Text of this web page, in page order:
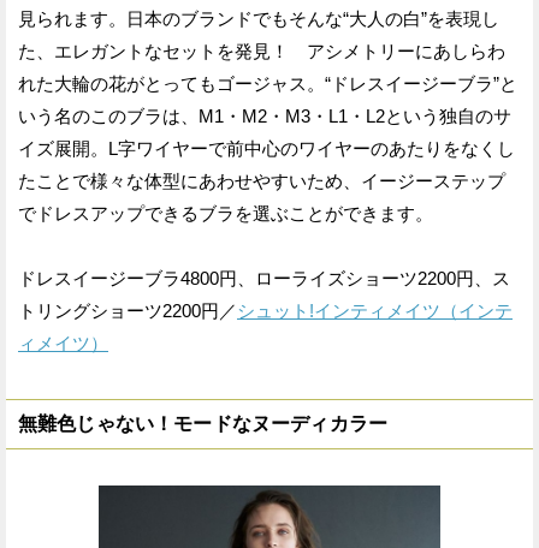
見られます。日本のブランドでもそんな“大人の白”を表現し
た、エレガントなセットを発見！ アシメトリーにあしらわ
れた大輪の花がとってもゴージャス。“ドレスイージーブラ”と
いう名のこのブラは、M1・M2・M3・L1・L2という独自のサ
イズ展開。L字ワイヤーで前中心のワイヤーのあたりをなくし
たことで様々な体型にあわせやすいため、イージーステップ
でドレスアップできるブラを選ぶことができます。
ドレスイージーブラ4800円、ローライズショーツ2200円、ス
トリングショーツ2200円／シュット!インティメイツ（インテ
ィメイツ）
無難色じゃない！モードなヌーディカラー